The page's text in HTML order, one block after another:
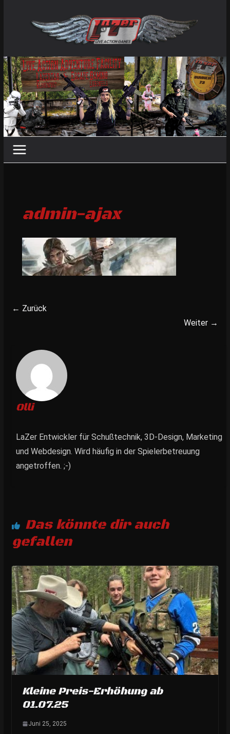
springen
admin-ajax
← Zurück
Weiter →
Olli
LaZer Entwickler für Schußtechnik, 3D-Design, Marketing
und Webdesign. Wird häufig in der Spielerbetreuung
angetroffen. ;-)
Das könnte dir auch
gefallen
Kleine Preis-Erhöhung ab
01.07.25
Juni 25, 2025